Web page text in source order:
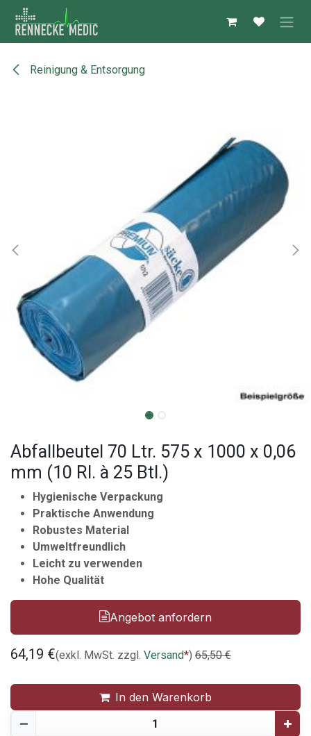
Zum Inhalt springen
Reinigung & Entsorgung
Abfallbeutel 70 Ltr. 575 x 1000 x 0,06
mm (10 Rl. à 25 Btl.)
Hygienische Verpackung
Praktische Anwendung
Robustes Material
Umweltfreundlich
Leicht zu verwenden
Hohe Qualität
Angebot anfordern
64,19 €(exkl. MwSt. zzgl. Versand*) 65,50€
In den Warenkorb